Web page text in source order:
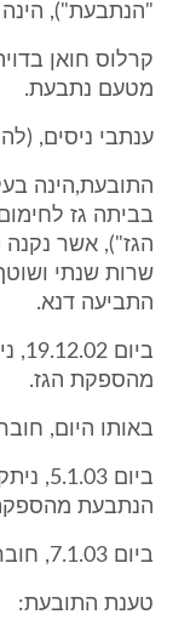
"הנתבעת"),
מטעם נתבעת.
ענתבי ניסים, (להלן: "נתבע 3"),
בביתה גז
שרות שנתי
התביעה דנא.
מהספקת הגז.
באותו היום,
ביום
הנתבעת
ביום 7.1.03, חוברה מחדש דירת התובעת, למערכת הגז.
טענת התובעת: